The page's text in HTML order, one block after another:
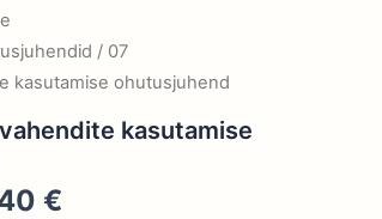
/ 07
kasutamise ohutusjuhend
kasutamise
€.
€
hind
on:
29,40 €.